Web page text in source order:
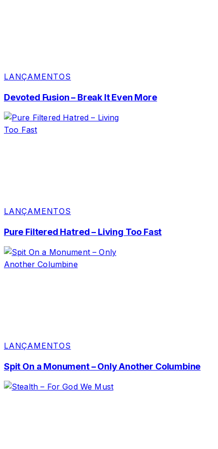
LANÇAMENTOS
Devoted Fusion – Break It Even More
LANÇAMENTOS
Pure Filtered Hatred – Living Too Fast
LANÇAMENTOS
Spit On a Monument – Only Another Columbine